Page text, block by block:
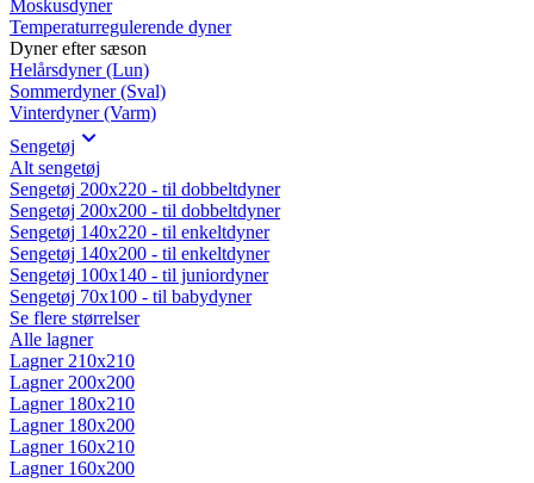
Moskusdyner
Temperaturregulerende dyner
Dyner efter sæson
Helårsdyner (Lun)
Sommerdyner (Sval)
Vinterdyner (Varm)
Sengetøj
Alt sengetøj
Sengetøj 200x220 - til dobbeltdyner
Sengetøj 200x200 - til dobbeltdyner
Sengetøj 140x220 - til enkeltdyner
Sengetøj 140x200 - til enkeltdyner
Sengetøj 100x140 - til juniordyner
Sengetøj 70x100 - til babydyner
Se flere størrelser
Alle lagner
Lagner 210x210
Lagner 200x200
Lagner 180x210
Lagner 180x200
Lagner 160x210
Lagner 160x200